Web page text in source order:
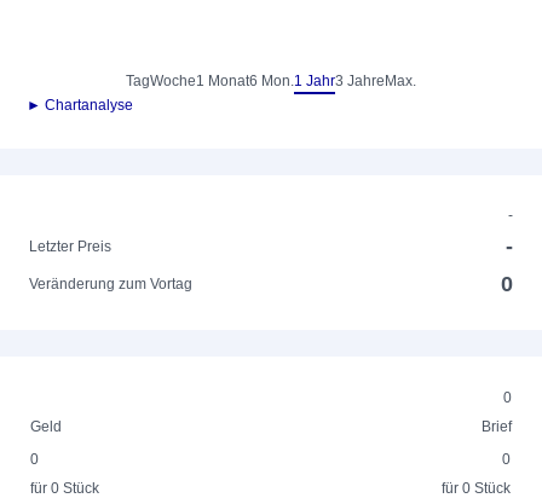
TagWoche1 Monat6 Mon.1 Jahr3 Jahre Max.
► Chartanalyse
-
Letzter Preis
-
Veränderung zum Vortag 0
0
Geld
Brief
0
für 0 Stück
0
für 0 Stück